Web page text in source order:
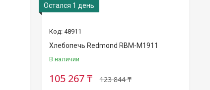
Остался 1 день
48911
Хлебопечь Redmond RBM-M1911
В наличии
123 844 ₸
105 267 ₸